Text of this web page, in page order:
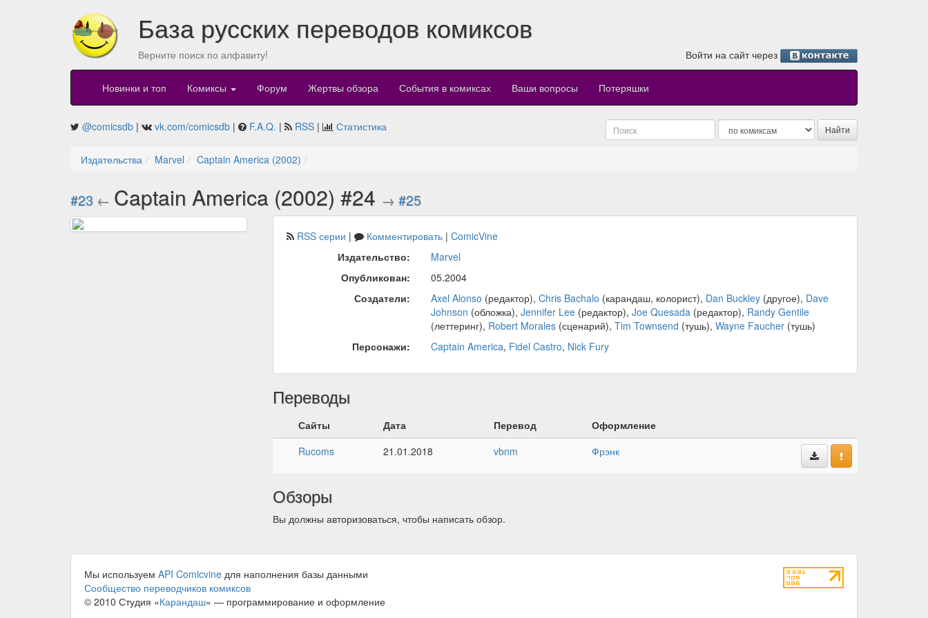
База русских переводов комиксов
Верните поиск по алфавиту! Войти на сайт через
Новинки и топ Комиксы Форум Жертвы обзора События в комиксах Ваши вопросы Потеряшки
@comicsdb | vk.com/comicsdb | F.A.Q. | RSS | Статистика
Издательства Marvel Captain America (2002)
#23 ← Captain America (2002) #24 → #25
RSS серии | Комментировать| ComicVine
Издательство:
Marvel
Опубликован:
05.2004
Создатели:
Axel Alonso (редактор), Chris Bachalo (карандаш, колорист), Dan Buckley(другое), Dave
Johnson (обложка), Jennifer Lee(редактор), Joe Quesada(редактор), Randy Gentile
(леттеринг), Robert Morales(сценарий), Tim Townsend (тушь), Wayne Faucher(тушь)
Персонажи:
Captain America, Fidel Castro, Nick Fury
Переводы
Сайты Дата Перевод
Оформление
Rucoms
21.01.2018 vbnm Фрэнк
Обзоры
Вы должны авторизоваться, чтобы написать обзор.
Мы используем API Comicvine для наполнения базы данными
Сообщество переводчиков комиксов
© 2010 Студия «Карандаш» — программирование и оформление